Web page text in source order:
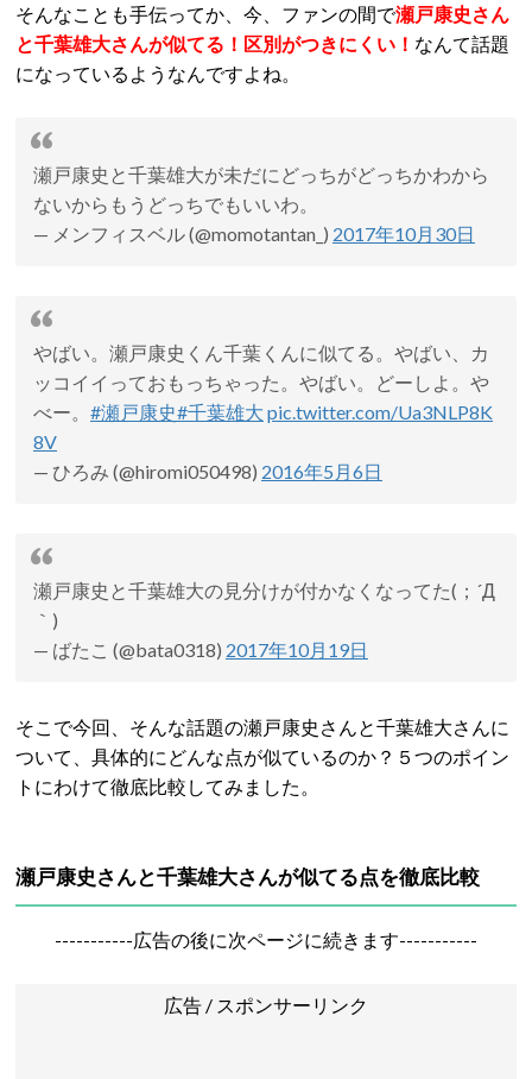
そんなことも手伝ってか、今、ファンの間で瀬戸康史 さん
と千葉雄大さんが似てる ！区別がつきにくい！ なんて話題
になっているようなんですよね。
瀬戸康史と千葉雄大が未だにどっちがどっちかわから
ないからもうどっちでもいいわ。
— メンフィスベル (@momotantan_) 2017年10月30日
やばい。瀬戸康史くん千葉くんに似てる。やばい、カ
ッコイイっておもっちゃった。やばい。どーしよ。や
べー。 #瀬戸康史#千葉雄大 pic.twitter.com/Ua3NLP8K
8V
— ひろみ (@hiromi050498) 2016年5月6日
瀬戸康史と千葉雄大の見分けが付かなくなってた(；´Д
｀)
— ばたこ (@bata0318) 2017年10月19日
そこで今回、そんな話題の瀬戸康史さんと千葉雄大さんに
ついて、具体的にどんな点が似ているのか？５つのポイン
トにわけて徹底比較してみました。
瀬戸康史さんと千葉雄大さんが似てる点を徹底比較
-----------広告の後に次ページに続きます-----------
広告 / スポンサーリンク